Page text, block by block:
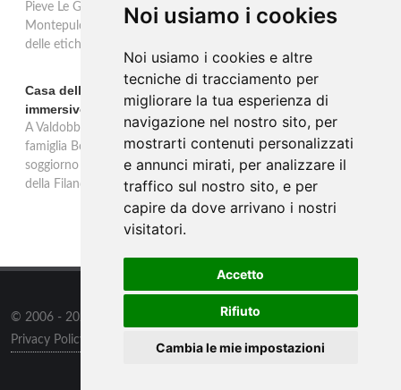
Noi usiamo i cookies
Noi usiamo i cookies e altre
tecniche di tracciamento per
migliorare la tua esperienza di
navigazione nel nostro sito, per
mostrarti contenuti personalizzati
e annunci mirati, per analizzare il
traffico sul nostro sito, e per
capire da dove arrivano i nostri
visitatori.
Accetto
Rifiuto
Cambia le mie impostazioni
Pieve Le Grazie: cinque annate dal 2016 al 2020 del Nobile di
Montepulciano a 95 punti Vinous, per ripercorrere la genesi di una
delle etichette iconiche di Montepulciano.
Casa dell'Artista: a Valdobbiadene apre il soggiorno
immersivo tra arte e vino di Bortolomiol
A Valdobbiadene, nel cuore delle colline Patrimonio Unesco, la
famiglia Bortolomiol apre al pubblico la Casa dell'Artista: un
soggiorno immersivo tra arte, natura e vino all'interno del Parco
della Filandetta Art and Wine Farm.
© 2006 - 2026
all rights reserved.
Privacy Policy
Preferenze sui Cookies